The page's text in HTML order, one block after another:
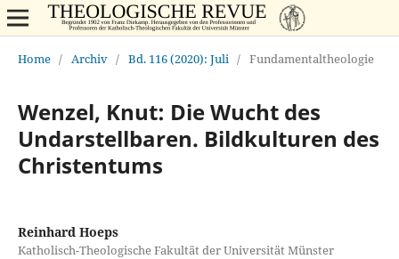
Home / Archiv / Bd. 116 (2020): Juli / Fundamentaltheologie
Wenzel, Knut: Die Wucht des
Undarstellbaren. Bildkulturen des
Christentums
Reinhard Hoeps
Katholisch-Theologische Fakultät der Universität Münster